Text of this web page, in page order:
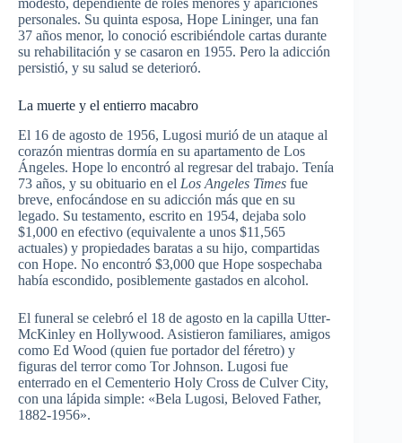
personales. Su quinta esposa, Hope Lininger, una fan
37 años menor, lo conoció escribiéndole cartas durante
su rehabilitación y se casaron en 1955. Pero la adicción
persistió, y su salud se deterioró.
La muerte y el entierro macabro
El 16 de agosto de 1956, Lugosi murió de un ataque al
corazón mientras dormía en su apartamento de Los
Ángeles. Hope lo encontró al regresar del trabajo. Tenía
73 años, y su obituario en el Los Angeles Times fue
breve, enfocándose en su adicción más que en su
legado. Su testamento, escrito en 1954, dejaba solo
$1,000 en efectivo (equivalente a unos $11,565
actuales) y propiedades baratas a su hijo, compartidas
con Hope. No encontró $3,000 que Hope sospechaba
había escondido, posiblemente gastados en alcohol.
El funeral se celebró el 18 de agosto en la capilla Utter-
McKinley en Hollywood. Asistieron familiares, amigos
como Ed Wood (quien fue portador del féretro) y
figuras del terror como Tor Johnson. Lugosi fue
enterrado en el Cementerio Holy Cross de Culver City,
con una lápida simple: «Bela Lugosi, Beloved Father,
1882-1956».